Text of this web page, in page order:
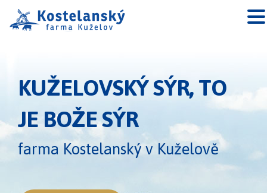
KUŽELOVSKÝ SÝR, TO
JE BOŽE SÝR
farma Kostelanský v Kuželově